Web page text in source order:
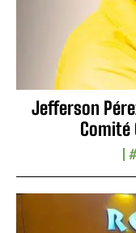
Jefferson
Comité